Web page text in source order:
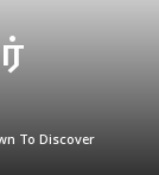
To Discover